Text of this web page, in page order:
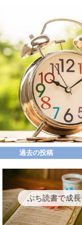
過去の投稿
ぷち読書で成長